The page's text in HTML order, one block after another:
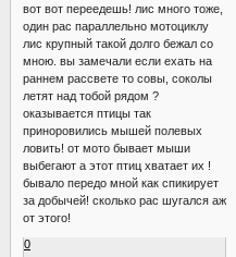
вот вот переедешь! лис много тоже,
один рас параллельно мотоциклу
лис крупный такой долго бежал со
мною. вы замечали если ехать на
раннем рассвете то совы, соколы
летят над тобой рядом ?
оказывается птицы так
приноровились мышей полевых
ловить! от мото бывает мыши
выбегают а этот птиц хватает их !
бывало передо мной как спикирует
за добычей! сколько рас шугался аж
от этого!
0